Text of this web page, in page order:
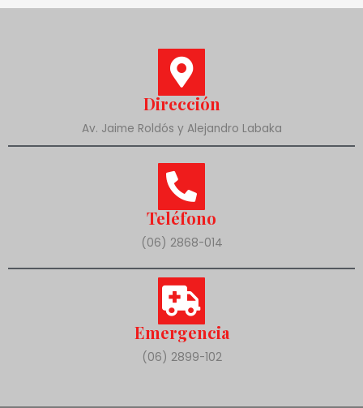
Dirección
Av. Jaime Roldós y Alejandro Labaka
Teléfono
(06) 2868-014
Emergencia
(06) 2899-102